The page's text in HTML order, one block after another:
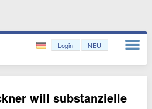
Login NEU
will substanzielle